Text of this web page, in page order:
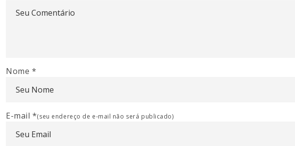
Nome *
E-mail *(seu endereço de e-mail não será publicado)